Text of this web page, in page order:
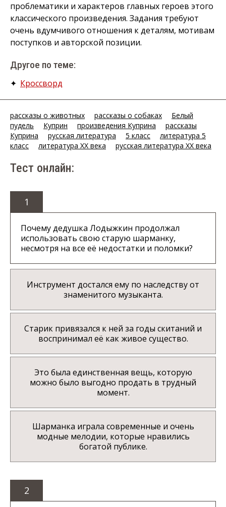
проблематики и характеров главных героев этого
классического произведения. Задания требуют
очень вдумчивого отношения к деталям, мотивам
поступков и авторской позиции.
Другое по теме:
✦ Кроссворд
рассказы о животных рассказы о собаках
Белый
пудель
Куприн произведения Куприна
рассказы
Куприна
русская литература 5 класс
литература 5
класс
литература XX века русская литература XX века
Тест онлайн:
1
Почему дедушка Лодыжкин продолжал
использовать свою старую шарманку,
несмотря на все её недостатки и поломки?
Инструмент достался ему по наследству от
знаменитого музыканта.
Старик привязался к ней за годы скитаний и
воспринимал её как живое существо.
Это была единственная вещь, которую
можно было выгодно продать в трудный
момент.
Шарманка играла современные и очень
модные мелодии, которые нравились
богатой публике.
2